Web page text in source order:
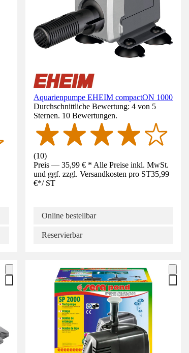
Aquarienpumpe EHEIM compactON 1000
Durchschnittliche Bewertung: 4 von 5
Sternen. 10 Bewertungen.
(10)
Preis — 35,99 € * Alle Preise inkl. MwSt.
und ggf. zzgl. Versandkosten pro ST35,99
€*/ ST
Online bestellbar
Reservierbar